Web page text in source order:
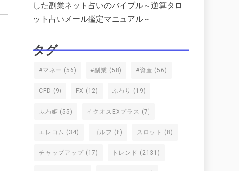
した副業ネット占いのバイブル～逆算タロ
ット占いメール鑑定マニュアル～
タグ
#マネー (56) #副業 (58) #資産 (56)
CFD (9) FX (12) ふわり (19)
ふわ姫 (55) イクオスEXプラス (7)
エレコム (34) ゴルフ (8) スロット (8)
チャップアップ (17) トレンド (2131)